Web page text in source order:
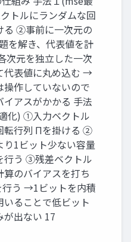
トルにランダムな回
る ②事前に一次元の
を解き、代表値を計
次元を独立した一次
代表値に丸め込む →
操作していないので
イアスがかかる 手法
化) ①入力ベクトル
転行列 Πを掛ける ②
り1ビット少ない容量
行う ③残差ベクトル
算のバイアスを打ち
行う →1ビットを内積
いることで低ビット
が出ない 17